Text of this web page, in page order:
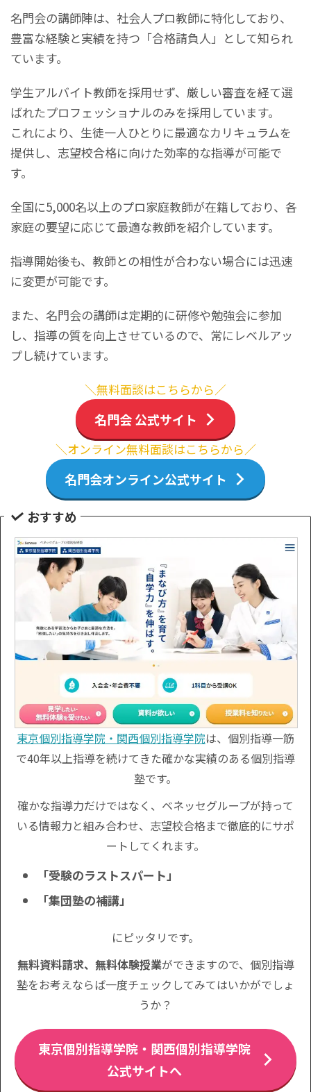
名門会の講師陣は、社会人プロ教師に特化しており、
豊富な経験と実績を持つ「合格請負人」として知られ
ています。
学生アルバイト教師を採用せず、厳しい審査を経て選
ばれたプロフェッショナルのみを採用しています。
これにより、生徒一人ひとりに最適なカリキュラムを
提供し、志望校合格に向けた効率的な指導が可能で
す。
全国に5,000名以上のプロ家庭教師が在籍しており、各
家庭の要望に応じて最適な教師を紹介しています。
指導開始後も、教師との相性が合わない場合には迅速
に変更が可能です。
また、名門会の講師は定期的に研修や勉強会に参加
し、指導の質を向上させているので、常にレベルアッ
プし続けています。
＼無料面談はこちらから／
名門会 公式サイト
＼オンライン無料面談はこちらから／
名門会オンライン公式サイト
おすすめ
東京個別指導学院・関西個別指導学院は、個別指導一筋
で40年以上指導を続けてきた確かな実績のある個別指導
塾です。
確かな指導力だけではなく、ベネッセグループが持って
いる情報力と組み合わせ、志望校合格まで徹底的にサポ
ートしてくれます。
「受験のラストスパート」
「集団塾の補講」
にピッタリです。
無料資料請求、無料体験授業ができますので、個別指導
塾をお考えならば一度チェックしてみてはいかがでしょ
うか？
東京個別指導学院・関西個別指導学院
公式サイトへ